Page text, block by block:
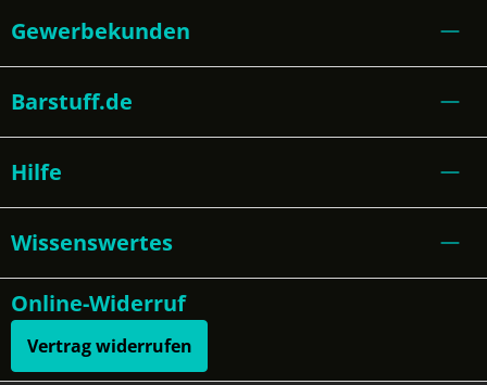
Gewerbekunden
Barstuff.de
Hilfe
Wissenswertes
Online-Widerruf
Vertrag widerrufen